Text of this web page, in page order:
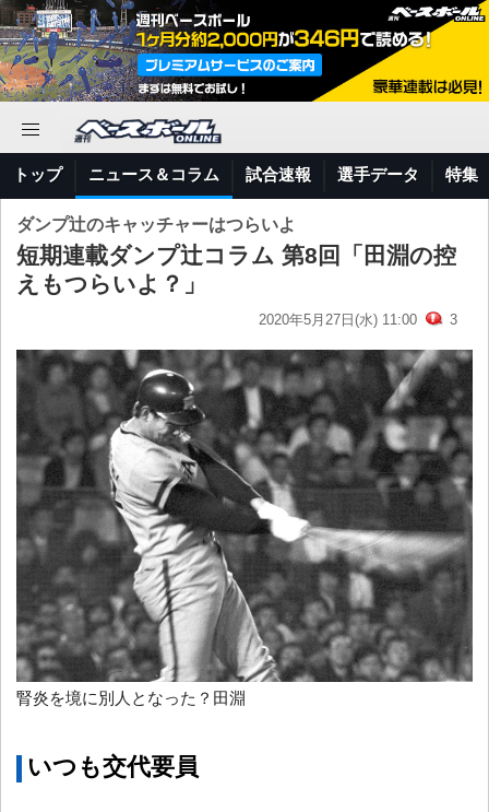
トップ ニュース＆コラム 試合速報 選手データ 特集
ダンプ辻のキャッチャーはつらいよ
短期連載ダンプ辻コラム 第8回「田淵の控
えもつらいよ？」
2020年5月27日(水) 11:00 3
腎炎を境に別人となった？田淵
いつも交代要員